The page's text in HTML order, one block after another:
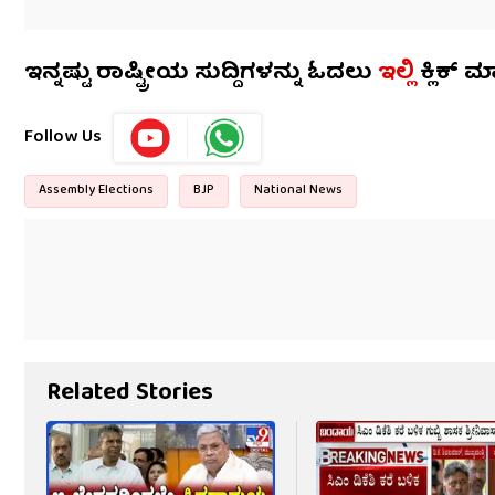
ಇನ್ನಷ್ಟು ರಾಷ್ಟ್ರೀಯ ಸುದ್ದಿಗಳನ್ನು ಓದಲು ಇಲ್ಲಿಕ್ಲಿಕ್
Follow Us
Assembly Elections BJP National News
Related Stories